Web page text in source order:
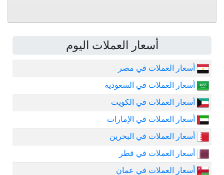
أسعار العملات اليوم
أسعار العملات في مصر
أسعار العملات في السعودية
أسعار العملات في الكويت
أسعار العملات في الإمارات
أسعار العملات في البحرين
أسعار العملات في قطر
أسعار العملات في عمان